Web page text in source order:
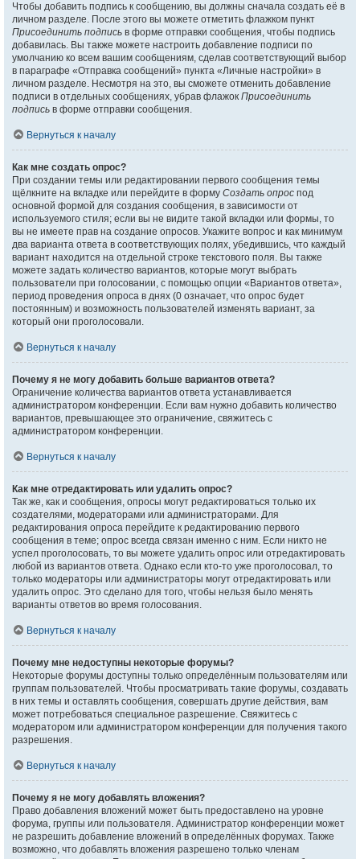
Чтобы добавить подпись к сообщению, вы должны сначала создать её в
личном разделе. После этого вы можете отметить флажком пункт
Присоединить подпись в форме отправки сообщения, чтобы подпись
добавилась. Вы также можете настроить добавление подписи по
умолчанию ко всем вашим сообщениям, сделав соответствующий выбор
в параграфе «Отправка сообщений» пункта «Личные настройки» в
личном разделе. Несмотря на это, вы сможете отменить добавление
подписи в отдельных сообщениях, убрав флажок Присоединить
подпись в форме отправки сообщения.
Вернуться к началу
Как мне создать опрос?
При создании темы или редактировании первого сообщения темы
щёлкните на вкладке или перейдите в форму Создать опрос под
основной формой для создания сообщения, в зависимости от
используемого стиля; если вы не видите такой вкладки или формы, то
вы не имеете прав на создание опросов. Укажите вопрос и как минимум
два варианта ответа в соответствующих полях, убедившись, что каждый
вариант находится на отдельной строке текстового поля. Вы также
можете задать количество вариантов, которые могут выбрать
пользователи при голосовании, с помощью опции «Вариантов ответа»,
период проведения опроса в днях (0 означает, что опрос будет
постоянным) и возможность пользователей изменять вариант, за
который они проголосовали.
Вернуться к началу
Почему я не могу добавить больше вариантов ответа?
Ограничение количества вариантов ответа устанавливается
администратором конференции. Если вам нужно добавить количество
вариантов, превышающее это ограничение, свяжитесь с
администратором конференции.
Вернуться к началу
Как мне отредактировать или удалить опрос?
Так же, как и сообщения, опросы могут редактироваться только их
создателями, модераторами или администраторами. Для
редактирования опроса перейдите к редактированию первого
сообщения в теме; опрос всегда связан именно с ним. Если никто не
успел проголосовать, то вы можете удалить опрос или отредактировать
любой из вариантов ответа. Однако если кто-то уже проголосовал, то
только модераторы или администраторы могут отредактировать или
удалить опрос. Это сделано для того, чтобы нельзя было менять
варианты ответов во время голосования.
Вернуться к началу
Почему мне недоступны некоторые форумы?
Некоторые форумы доступны только определённым пользователям или
группам пользователей. Чтобы просматривать такие форумы, создавать
в них темы и оставлять сообщения, совершать другие действия, вам
может потребоваться специальное разрешение. Свяжитесь с
модератором или администратором конференции для получения такого
разрешения.
Вернуться к началу
Почему я не могу добавлять вложения?
Право добавления вложений может быть предоставлено на уровне
форума, группы или пользователя. Администратор конференции может
не разрешить добавление вложений в определённых форумах. Также
возможно, что добавлять вложения разрешено только членам